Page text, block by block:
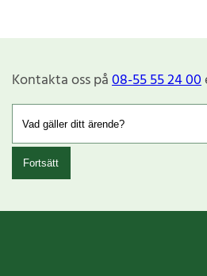
Kontakta oss på08-55 55 24 00
Fortsätt